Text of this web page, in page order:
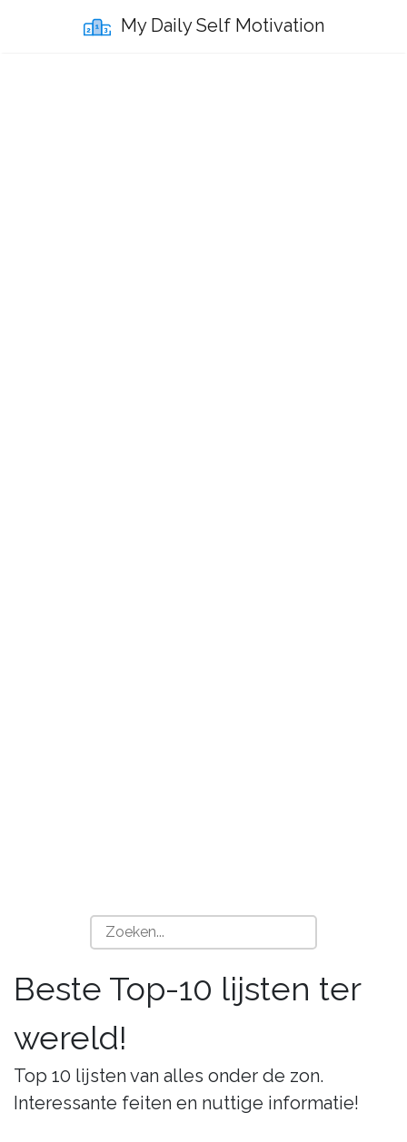
My Daily Self Motivation
Beste Top-10 lijsten ter
wereld!
Top 10 lijsten van alles onder de zon.
Interessante feiten en nuttige informatie!